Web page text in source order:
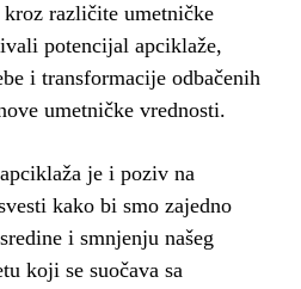
različite umetničke
potencijal apciklaže,
i transformacije odbačenih
umetničke vrednosti.
je i poziv na
kako bi smo zajedno
i smnjenju našeg
koji se suočava sa